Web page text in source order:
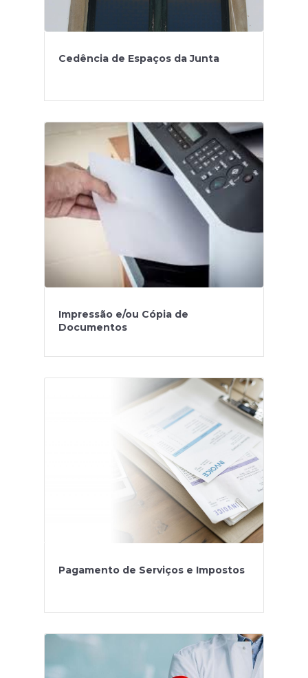
Cedência de Espaços da Junta
Impressão e/ou Cópia de
Documentos
Pagamento de Serviços e Impostos